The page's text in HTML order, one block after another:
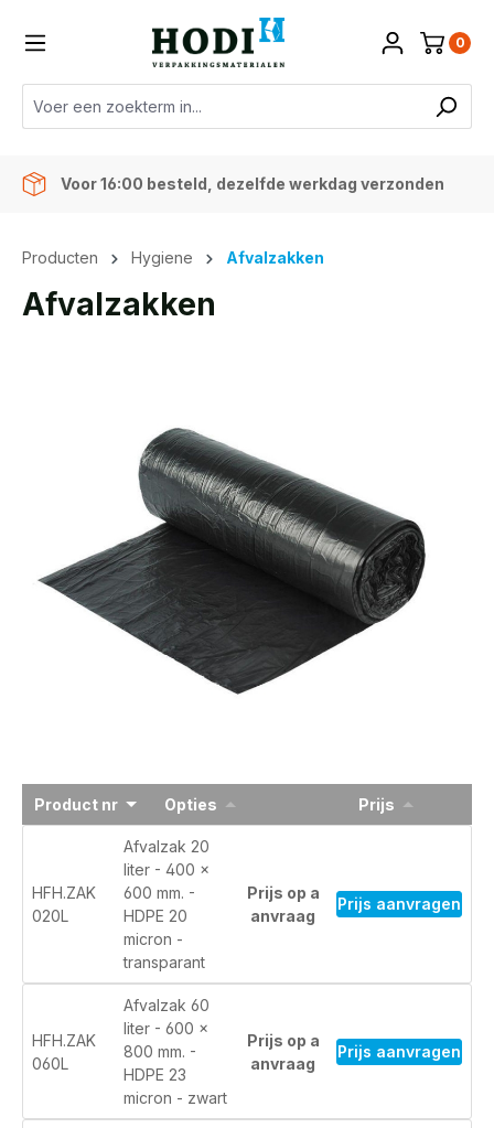
0
Voor 16:00 besteld, dezelfde werkdag verzonden
Producten Hygiene Afvalzakken
Afvalzakken
Product nr Opties Prijs
HFH.ZAK
020L
Afvalzak 20
liter - 400 x
600 mm. -
HDPE 20
micron -
transparant
Prijs op a
anvraag
Prijs aanvragen
HFH.ZAK
060L
Afvalzak 60
liter - 600 x
800 mm. -
HDPE 23
micron - zwart
Prijs op a
anvraag
Prijs aanvragen